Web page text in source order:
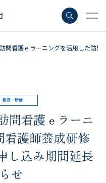
キーワード
問看護ｅラーニングを活用した訪
教育・研修
問看護ｅラーニ
看護師養成研修
し込み期間延長
せ